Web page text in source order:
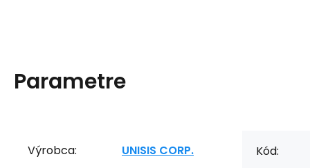
Parametre
Výrobca: UNISIS CORP. Kód: